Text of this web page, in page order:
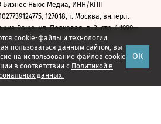
cookie-файлы и технологии
пользоваться данным сайтом, вы
на использование файлов cookie
в соответствии с Политикой в
данных.
ОК
Ньюс Медиа, ИНН/КПП
127018, г. Москва, вн.тер.г.
Роща, ул. Полковая, д. 3, стр. 1 1999—